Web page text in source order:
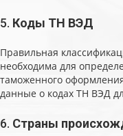
5. Коды ТН ВЭД
Правильная
необходима для
таможенного
данные о кодах ТН ВЭД
6. Страны